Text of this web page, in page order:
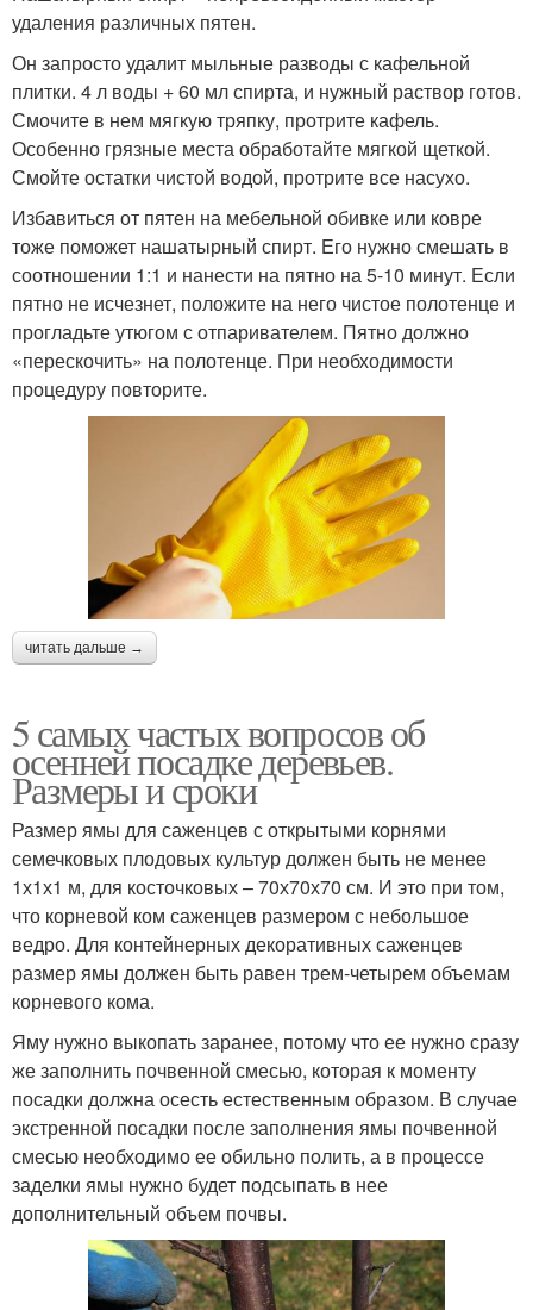
удаления различных пятен.
Он запросто удалит мыльные разводы с кафельной
плитки. 4 л воды + 60 мл спирта, и нужный раствор готов.
Смочите в нем мягкую тряпку, протрите кафель.
Особенно грязные места обработайте мягкой щеткой.
Смойте остатки чистой водой, протрите все насухо.
Избавиться от пятен на мебельной обивке или ковре
тоже поможет нашатырный спирт. Его нужно смешать в
соотношении 1:1 и нанести на пятно на 5-10 минут. Если
пятно не исчезнет, положите на него чистое полотенце и
прогладьте утюгом с отпаривателем. Пятно должно
«перескочить» на полотенце. При необходимости
процедуру повторите.
читать дальше →
5 самых частых вопросов об
осенней посадке деревьев.
Размеры и сроки
Размер ямы для саженцев с открытыми корнями
семечковых плодовых культур должен быть не менее
1х1х1 м, для косточковых – 70х70х70 см. И это при том,
что корневой ком саженцев размером с небольшое
ведро. Для контейнерных декоративных саженцев
размер ямы должен быть равен трем-четырем объемам
корневого кома.
Яму нужно выкопать заранее, потому что ее нужно сразу
же заполнить почвенной смесью, которая к моменту
посадки должна осесть естественным образом. В случае
экстренной посадки после заполнения ямы почвенной
смесью необходимо ее обильно полить, а в процессе
заделки ямы нужно будет подсыпать в нее
дополнительный объем почвы.